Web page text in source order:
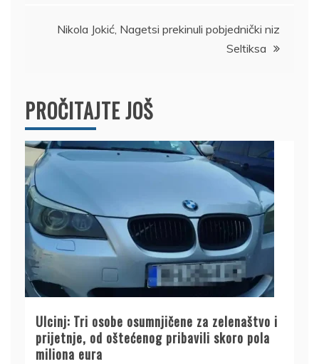
Nikola Jokić, Nagetsi prekinuli pobjednički niz
Seltiksa
PROČITAJTE JOŠ
Ulcinj: Tri osobe osumnjičene za zelenaštvo i
prijetnje, od oštećenog pribavili skoro pola
miliona eura